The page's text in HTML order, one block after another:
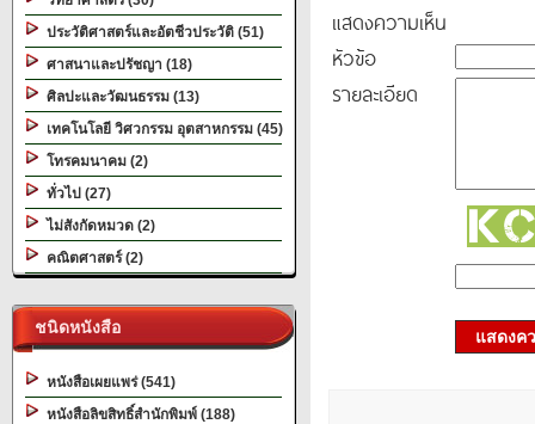
ประวัติศาสตร์และอัตชีวประวัติ (51)
ศาสนาและปรัชญา (18)
ศิลปะและวัฒนธรรม (13)
เทคโนโลยี วิศวกรรม อุตสาหกรรม (45)
โทรคมนาคม (2)
ทั่วไป (27)
ไม่สังกัดหมวด (2)
คณิตศาสตร์ (2)
ชนิดหนังสือ
หนังสือเผยแพร่ (541)
หนังสือลิขสิทธิ์สำนักพิมพ์ (188)
แสดงความเห็น
หัวข้อ
รายละเอียด
แสดงค